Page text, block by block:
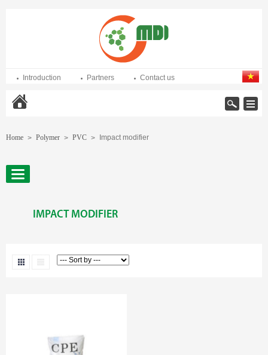
Introduction Partners Contact us
Home > Polymer > PVC > Impact modifier
IMPACT MODIFIER